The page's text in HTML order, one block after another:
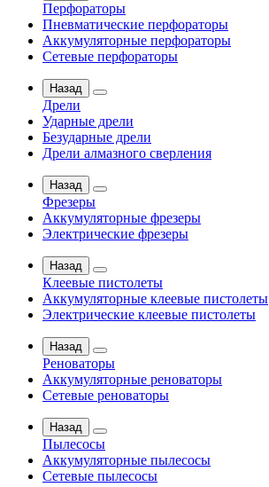
Перфораторы
Пневматические перфораторы
Аккумуляторные перфораторы
Сетевые перфораторы
Назад
Дрели
Ударные дрели
Безударные дрели
Дрели алмазного сверления
Назад
Фрезеры
Аккумуляторные фрезеры
Электрические фрезеры
Назад
Клеевые пистолеты
Аккумуляторные клеевые пистолеты
Электрические клеевые пистолеты
Назад
Реноваторы
Аккумуляторные реноваторы
Сетевые реноваторы
Назад
Пылесосы
Аккумуляторные пылесосы
Сетевые пылесосы